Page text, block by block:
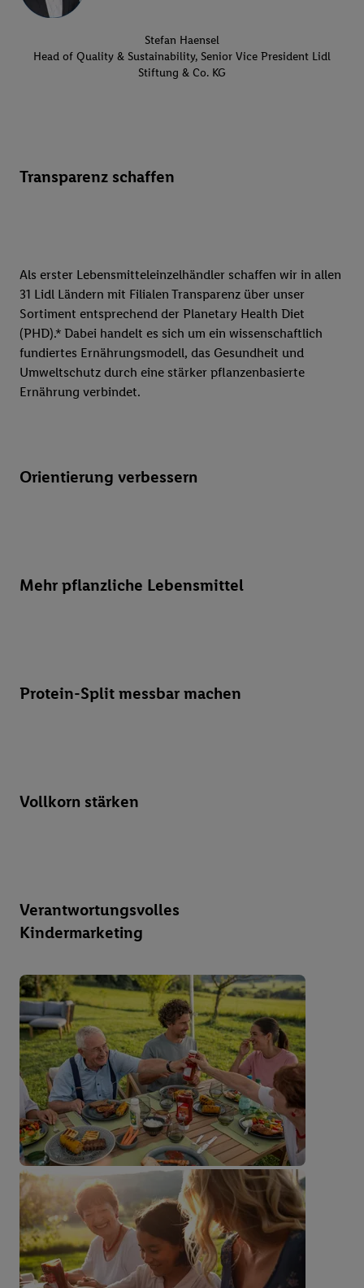
Stefan Haensel
Head of Quality & Sustainability, Senior Vice President Lidl
Stiftung & Co. KG
Transparenz schaffen
Als erster Lebensmitteleinzelhändler schaffen wir in allen
31 Lidl Ländern mit Filialen Transparenz über unser
Sortiment entsprechend der Planetary Health Diet
(PHD).* Dabei handelt es sich um ein wissenschaftlich
fundiertes Ernährungsmodell, das Gesundheit und
Umweltschutz durch eine stärker pflanzenbasierte
Ernährung verbindet.
Orientierung verbessern
Mehr pflanzliche Lebensmittel
Protein-Split messbar machen
Vollkorn stärken
Verantwortungsvolles
Kindermarketing